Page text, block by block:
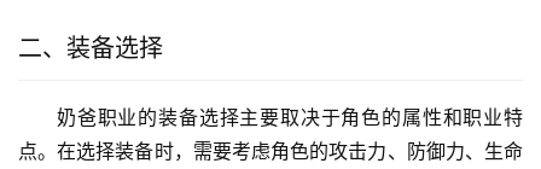
二、装备选择
奶爸职业的装备选择主要取决于角色的属性和职业特
点。在选择装备时，需要考虑角色的攻击力、防御力、生命